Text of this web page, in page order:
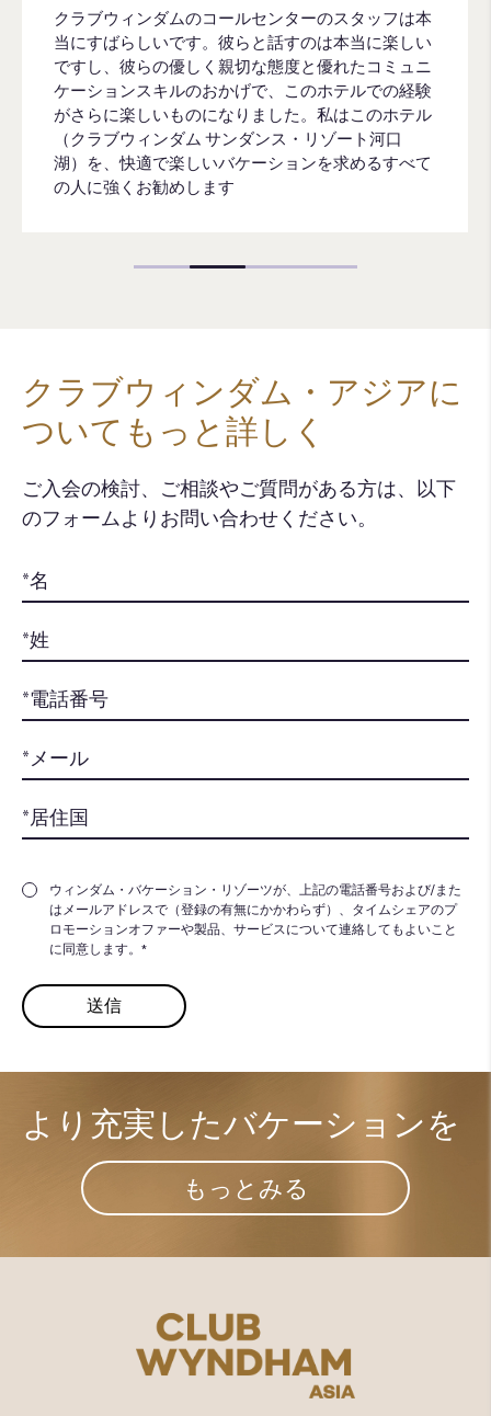
クラブウィンダムのコールセンターのスタッフは本
当にすばらしいです。彼らと話すのは本当に楽しい
ですし、彼らの優しく親切な態度と優れたコミュニ
ケーションスキルのおかげで、このホテルでの経験
がさらに楽しいものになりました。私はこのホテル
（クラブウィンダム サンダンス・リゾート河口
湖）を、快適で楽しいバケーションを求めるすべて
の人に強くお勧めします
クラブウィンダム・アジアに
ついてもっと詳しく
ご入会の検討、ご相談やご質問がある方は、以下
のフォームよりお問い合わせください。​
ウィンダム・バケーション・リゾーツが、上記の電話番号および/また
はメールアドレスで（登録の有無にかかわらず）、タイムシェアのプ
ロモーションオファーや製品、サービスについて連絡してもよいこと
に同意します。*
より充実した​バケーションを
もっとみる